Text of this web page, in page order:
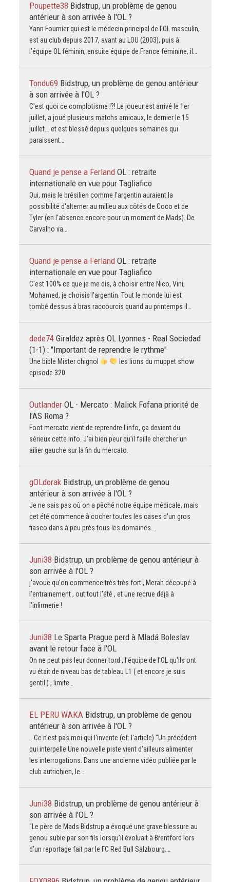
Poupette38 Bidstrup, un problème de genou
antérieur à son arrivée à l'OL ?
Yann Fournier qui est le médecin principal de l'OL masculin,
est au club depuis 2017, avant au LOU (2003), puis à
l'équipe OL féminin, ensuite équipe de France féminine, il…
Tondu69 Bidstrup, un problème de genou antérieur
à son arrivée à l'OL ?
C'est quoi ce complotisme !?! Le joueur est arrivé le 1er
juillet, a joué plusieurs matchs amicaux, le dernier le 15
juillet... et est blessé depuis quelques semaines qui
paraissent…
Quand je pense a Ferland OL : retraite
internationale en vue pour Tagliafico
Oui, mais le brésilien comme l'argentin auraient la
possibilité d'alterner au milieu aux côtés de Coco et de
Tyler (en l'absence encore pour un moment de Mads). De
Carvalho va…
Quand je pense a Ferland OL : retraite
internationale en vue pour Tagliafico
C'est 100% ce que je me dis, à choisir entre Nico, Vini,
Mohamed, je choisis l'argentin. Tout le monde lui est
tombé dessus à bras raccourcis quand au printemps il…
dede74 Giraldez après OL Lyonnes - Real Sociedad
(1-1) : "Important de reprendre le rythme"
Une bible Mister chignol
les lions du muppet show
episode 320
Outlander OL - Mercato : Malick Fofana priorité de
l’AS Roma ?
Foot mercato vient de reprendre l'info, ça devient du
sérieux cette info. J'ai bien peur qu'il faille chercher un
ailier gauche sur la fin du mercato.
gOLdorak Bidstrup, un problème de genou
antérieur à son arrivée à l'OL ?
Je ne sais pas où on a pêché notre équipe médicale, mais
cet été commence à cocher toutes les cases d'un gros
fiasco dans à peu près tous les domaines.…
Juni38 Bidstrup, un problème de genou antérieur à
son arrivée à l'OL ?
j'avoue qu'on commence très très fort , Merah découpé à
l'entrainement , out tout l'été , et une recrue déjà à
l'infirmerie !
Juni38 Le Sparta Prague perd à Mladá Boleslav
avant le retour face à l'OL
On ne peut pas leur donner tord , l'équipe de l'OL qu'ils ont
vu était de niveau bas de tableau L1 ( et encore je suis
gentil ) , limite…
EL PERU WAKA Bidstrup, un problème de genou
antérieur à son arrivée à l'OL ?
...Ce n'est pas moi qui l'invente (cf: l'article) "Un précédent
qui interpelle Une nouvelle piste vient d'ailleurs alimenter
les interrogations. Dans une ancienne vidéo publiée par le
club autrichien, le…
Juni38 Bidstrup, un problème de genou antérieur à
son arrivée à l'OL ?
"Le père de Mads Bidstrup a évoqué une grave blessure au
genou subie par son fils lorsqu’il évoluait à Brentford lors
d’un reportage fait par le FC Red Bull Salzbourg.…